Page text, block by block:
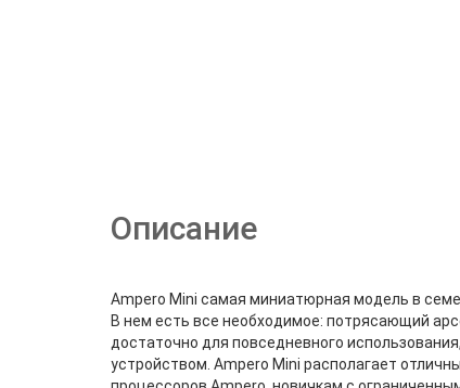
Описание
Ampero Mini самая миниатюрная модель в
В нем есть все необходимое: потрясающий
достаточно для повседневного
устройством. Ampero Mini располагает